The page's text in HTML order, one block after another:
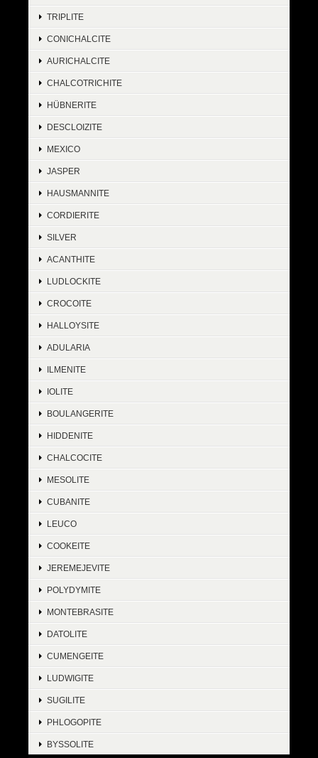
TRIPLITE
CONICHALCITE
AURICHALCITE
CHALCOTRICHITE
HÜBNERITE
DESCLOIZITE
MEXICO
JASPER
HAUSMANNITE
CORDIERITE
SILVER
ACANTHITE
LUDLOCKITE
CROCOITE
HALLOYSITE
ADULARIA
ILMENITE
IOLITE
BOULANGERITE
HIDDENITE
CHALCOCITE
MESOLITE
CUBANITE
LEUCO
COOKEITE
JEREMEJEVITE
POLYDYMITE
MONTEBRASITE
DATOLITE
CUMENGEITE
LUDWIGITE
SUGILITE
PHLOGOPITE
BYSSOLITE